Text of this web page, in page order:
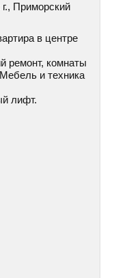
Приморский
в центре
ремонт, комнаты
и техника
лифт.